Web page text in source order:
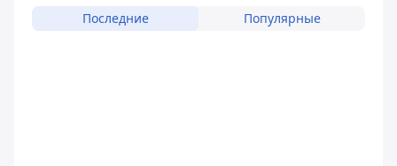
Последние Популярные